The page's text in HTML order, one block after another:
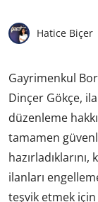
Hatice Biçer
Gayrimenkul
Dinçer Gökçe,
düzenleme
tamamen
ilanları
teşvik etmek için